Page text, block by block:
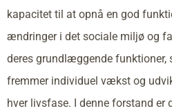
kapacitet til at opnå en god
ændringer i det sociale miljø og
deres grundlæggende funktioner,
fremmer individuel vækst og
hver livsfase. I denne forstand